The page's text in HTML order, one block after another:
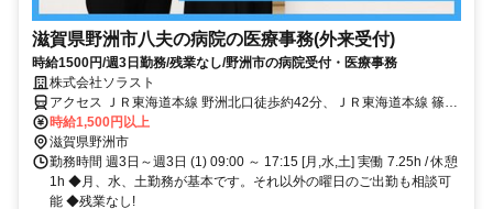
滋賀県野洲市八夫の病院の医療事務(外来受付)
時給1500円/週3日勤務/残業なし/野洲市の病院受付・医療事務
株式会社ソラスト
アクセス ＪＲ東海道本線 野洲北口徒歩約42分、ＪＲ東海道本線 篠原
（滋賀県）北口徒歩約71分、ＪＲ東海道本線 守山（滋賀県）西口徒
歩約77分 「野洲駅」自動車9分,マイカー通勤可,バイク通勤可,自転車
通勤可,駐車場あり,駐輪場あり,敷地内全て禁煙
時給1,500円以上
滋賀県野洲市
勤務時間 週3日～週3日 (1) 09:00 ～ 17:15 [月,水,土] 実働 7.25h / 休憩
1h ◆月、水、土勤務が基本です。それ以外の曜日のご出勤も相談可
能 ◆残業なし!